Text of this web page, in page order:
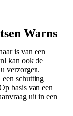
Warns
is van een
kan ook de
verzorgen.
een schutting
basis van een
uit in een